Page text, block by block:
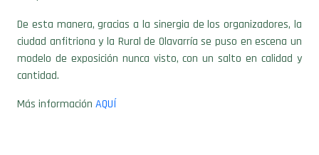
De esta manera, gracias a la sinergia de los organizadores, la
ciudad anfitriona y la Rural de Olavarría se puso en escena un
modelo de exposición nunca visto, con un salto en calidad y
cantidad.
Más información AQUÍ